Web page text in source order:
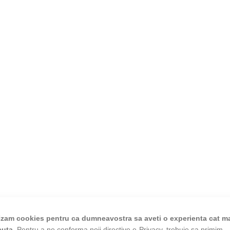
cookies pentru ca dumneavostra sa aveti o experienta cat